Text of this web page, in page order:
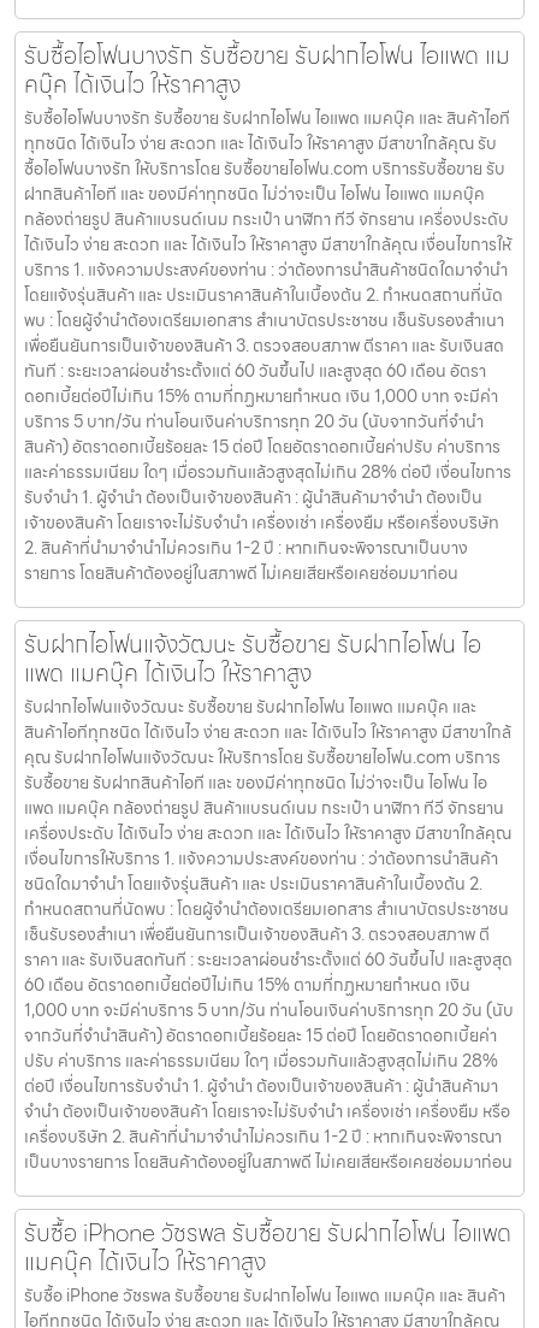
รับซื้อไอโฟนบางรัก รับซื้อขาย รับฝากไอโฟน ไอแพด แม
คบุ๊ค ได้เงินไว ให้ราคาสูง
รับซื้อไอโฟนบางรัก รับซื้อขาย รับฝากไอโฟน ไอแพด แมคบุ๊ค และ สินค้าไอที
ทุกชนิด ได้เงินไว ง่าย สะดวก และ ได้เงินไว ให้ราคาสูง มีสาขาใกล้คุณ รับ
ซื้อไอโฟนบางรัก ให้บริการโดย รับซื้อขายไอโฟน.com บริการรับซื้อขาย รับ
ฝากสินค้าไอที และ ของมีค่าทุกชนิด ไม่ว่าจะเป็น ไอโฟน ไอแพด แมคบุ๊ค
กล้องถ่ายรูป สินค้าแบรนด์เนม กระเป๋า นาฬิกา ทีวี จักรยาน เครื่องประดับ
ได้เงินไว ง่าย สะดวก และ ได้เงินไว ให้ราคาสูง มีสาขาใกล้คุณ เงื่อนไขการให้
บริการ 1. แจ้งความประสงค์ของท่าน : ว่าต้องการนำสินค้าชนิดใดมาจำนำ
โดยแจ้งรุ่นสินค้า และ ประเมินราคาสินค้าในเบื้องต้น 2. กำหนดสถานที่นัด
พบ : โดยผู้จำนำต้องเตรียมเอกสาร สำเนาบัตรประชาชน เซ็นรับรองสำเนา
เพื่อยืนยันการเป็นเจ้าของสินค้า 3. ตรวจสอบสภาพ ตีราคา และ รับเงินสด
ทันที : ระยะเวลาผ่อนชำระตั้งแต่ 60 วันขึ้นไป และสูงสุด 60 เดือน อัตรา
ดอกเบี้ยต่อปีไม่เกิน 15% ตามที่กฏหมายกำหนด เงิน 1,000 บาท จะมีค่า
บริการ 5 บาท/วัน ท่านโอนเงินค่าบริการทุก 20 วัน (นับจากวันที่จำนำ
สินค้า) อัตราดอกเบี้ยร้อยละ 15 ต่อปี โดยอัตราดอกเบี้ยค่าปรับ ค่าบริการ
และค่าธรรมเนียม ใดๆ เมื่อรวมกันแล้วสูงสุดไม่เกิน 28% ต่อปี เงื่อนไขการ
รับจำนำ 1. ผู้จำนำ ต้องเป็นเจ้าของสินค้า : ผู้นำสินค้ามาจำนำ ต้องเป็น
เจ้าของสินค้า โดยเราจะไม่รับจำนำ เครื่องเช่า เครื่องยืม หรือเครื่องบริษัท
2. สินค้าที่นำมาจำนำไม่ควรเกิน 1-2 ปี : หากเกินจะพิจารณาเป็นบาง
รายการ โดยสินค้าต้องอยู่ในสภาพดี ไม่เคยเสียหรือเคยซ่อมมาก่อน
รับฝากไอโฟนแจ้งวัฒนะ รับซื้อขาย รับฝากไอโฟน ไอ
แพด แมคบุ๊ค ได้เงินไว ให้ราคาสูง
รับฝากไอโฟนแจ้งวัฒนะ รับซื้อขาย รับฝากไอโฟน ไอแพด แมคบุ๊ค และ
สินค้าไอทีทุกชนิด ได้เงินไว ง่าย สะดวก และ ได้เงินไว ให้ราคาสูง มีสาขาใกล้
คุณ รับฝากไอโฟนแจ้งวัฒนะ ให้บริการโดย รับซื้อขายไอโฟน.com บริการ
รับซื้อขาย รับฝากสินค้าไอที และ ของมีค่าทุกชนิด ไม่ว่าจะเป็น ไอโฟน ไอ
แพด แมคบุ๊ค กล้องถ่ายรูป สินค้าแบรนด์เนม กระเป๋า นาฬิกา ทีวี จักรยาน
เครื่องประดับ ได้เงินไว ง่าย สะดวก และ ได้เงินไว ให้ราคาสูง มีสาขาใกล้คุณ
เงื่อนไขการให้บริการ 1. แจ้งความประสงค์ของท่าน : ว่าต้องการนำสินค้า
ชนิดใดมาจำนำ โดยแจ้งรุ่นสินค้า และ ประเมินราคาสินค้าในเบื้องต้น 2.
กำหนดสถานที่นัดพบ : โดยผู้จำนำต้องเตรียมเอกสาร สำเนาบัตรประชาชน
เซ็นรับรองสำเนา เพื่อยืนยันการเป็นเจ้าของสินค้า 3. ตรวจสอบสภาพ ตี
ราคา และ รับเงินสดทันที : ระยะเวลาผ่อนชำระตั้งแต่ 60 วันขึ้นไป และสูงสุด
60 เดือน อัตราดอกเบี้ยต่อปีไม่เกิน 15% ตามที่กฏหมายกำหนด เงิน
1,000 บาท จะมีค่าบริการ 5 บาท/วัน ท่านโอนเงินค่าบริการทุก 20 วัน (นับ
จากวันที่จำนำสินค้า) อัตราดอกเบี้ยร้อยละ 15 ต่อปี โดยอัตราดอกเบี้ยค่า
ปรับ ค่าบริการ และค่าธรรมเนียม ใดๆ เมื่อรวมกันแล้วสูงสุดไม่เกิน 28%
ต่อปี เงื่อนไขการรับจำนำ 1. ผู้จำนำ ต้องเป็นเจ้าของสินค้า : ผู้นำสินค้ามา
จำนำ ต้องเป็นเจ้าของสินค้า โดยเราจะไม่รับจำนำ เครื่องเช่า เครื่องยืม หรือ
เครื่องบริษัท 2. สินค้าที่นำมาจำนำไม่ควรเกิน 1-2 ปี : หากเกินจะพิจารณา
เป็นบางรายการ โดยสินค้าต้องอยู่ในสภาพดี ไม่เคยเสียหรือเคยซ่อมมาก่อน
รับซื้อ iPhone วัชรพล รับซื้อขาย รับฝากไอโฟน ไอแพด
แมคบุ๊ค ได้เงินไว ให้ราคาสูง
รับซื้อ iPhone วัชรพล รับซื้อขาย รับฝากไอโฟน ไอแพด แมคบุ๊ค และ สินค้า
ไอทีทุกชนิด ได้เงินไว ง่าย สะดวก และ ได้เงินไว ให้ราคาสูง มีสาขาใกล้คุณ